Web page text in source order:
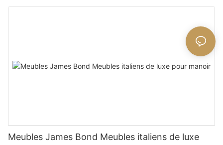
Meubles James Bond Meubles italiens de luxe